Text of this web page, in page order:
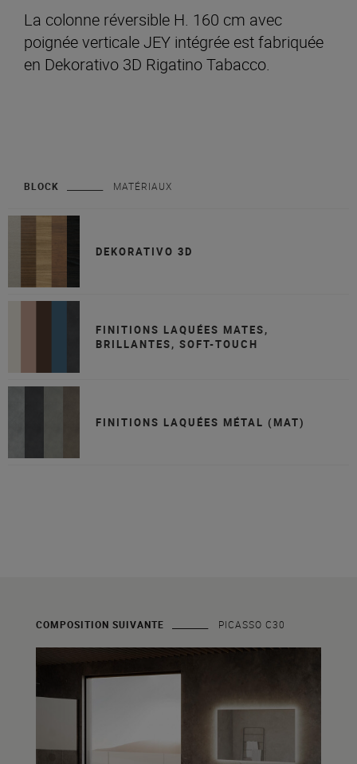
La colonne réversible H. 160 cm avec
poignée verticale JEY intégrée est fabriquée
en Dekorativo 3D Rigatino Tabacco.
BLOCK MATÉRIAUX
DEKORATIVO 3D
FINITIONS LAQUÉES MATES,
BRILLANTES, SOFT-TOUCH
FINITIONS LAQUÉES MÉTAL (MAT)
COMPOSITION SUIVANTE PICASSO C30